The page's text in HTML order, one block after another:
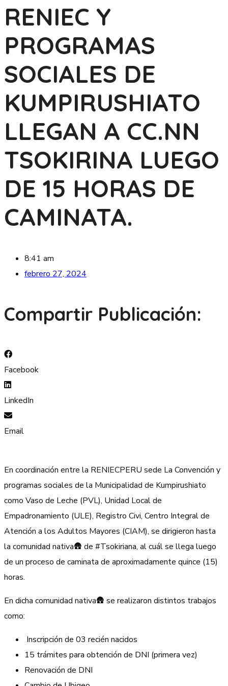
RENIEC Y
PROGRAMAS
SOCIALES DE
KUMPIRUSHIATO
LLEGAN A CC.NN
TSOKIRINA LUEGO
DE 15 HORAS DE
CAMINATA.
8:41 am
febrero 27, 2024
Compartir Publicación:
Facebook
LinkedIn
Email
En coordinación entre la RENIECPERU sede La Convención y
programas sociales de la Municipalidad de Kumpirushiato
como Vaso de Leche (PVL), Unidad Local de
Empadronamiento (ULE), Registro Civi, Centro Integral de
Atención a los Adultos Mayores (CIAM), se dirigieron hasta
la comunidad nativa🛖 de #Tsokiriana, al cuál se llega luego
de un proceso de caminata de aproximadamente quince (15)
horas.
En dicha comunidad nativa🛖 se realizaron distintos trabajos
como:
Inscripción de 03 recién nacidos
15 trámites para obtención de DNI (primera vez)
Renovación de DNI